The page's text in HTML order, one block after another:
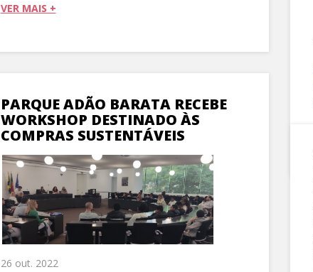
VER MAIS +
PARQUE ADÃO BARATA RECEBE
WORKSHOP DESTINADO ÀS
COMPRAS SUSTENTÁVEIS
26 out. 2022